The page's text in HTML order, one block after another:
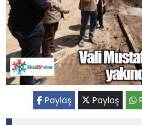
Paylaş Paylaş